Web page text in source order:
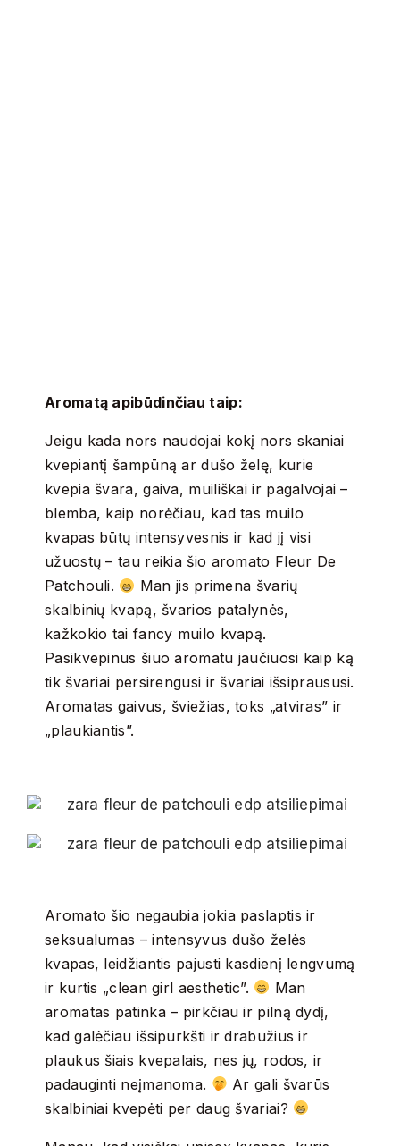
Aromatą apibūdinčiau taip:
Jeigu kada nors naudojai kokį nors skaniai
kvepiantį šampūną ar dušo želę, kurie
kvepia švara, gaiva, muiliškai ir pagalvojai –
blemba, kaip norėčiau, kad tas muilo
kvapas būtų intensyvesnis ir kad jį visi
užuostų – tau reikia šio aromato Fleur De
Patchouli.
Man jis primena švarių
skalbinių kvapą, švarios patalynės,
kažkokio tai fancy muilo kvapą.
Pasikvepinus šiuo aromatu jaučiuosi kaip ką
tik švariai persirengusi ir švariai išsipraususi.
Aromatas gaivus, šviežias, toks „atviras” ir
„plaukiantis”.
Aromato šio negaubia jokia paslaptis ir
seksualumas – intensyvus dušo želės
kvapas, leidžiantis pajusti kasdienį lengvumą
ir kurtis „clean girl aesthetic”.
Man
aromatas patinka – pirkčiau ir pilną dydį,
kad galėčiau išsipurkšti ir drabužius ir
plaukus šiais kvepalais, nes jų, rodos, ir
padauginti neįmanoma.
Ar gali švarūs
skalbiniai kvepėti per daug švariai?